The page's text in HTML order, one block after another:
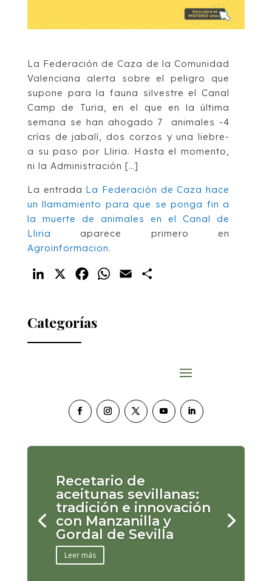
La Federación de Caza de la Comunidad
Valenciana alerta sobre el peligro que
supone para la fauna silvestre el Canal
Camp de Turia, en el que en la última
semana se han ahogado 7 animales -4
crías de jabalí, dos corzos y una liebre-
a su paso por Lliria. Hasta el momento,
ni la Administración […]
La entrada La Federación de Caza hace
un llamamiento para que se ponga fin a
la muerte de animales en el Canal de
Lliria aparece primero en
Agroinformacion.
LinkedIn FacebookWhatsApp
Email
Categorías
Recetario de
aceitunas sevillanas:
tradición e innovación
con Manzanilla y
Gordal de Sevilla
Leer más